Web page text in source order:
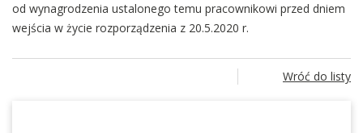
od wynagrodzenia ustalonego temu pracownikowi przed dniem
wejścia w życie rozporządzenia z 20.5.2020 r.
Wróć do listy